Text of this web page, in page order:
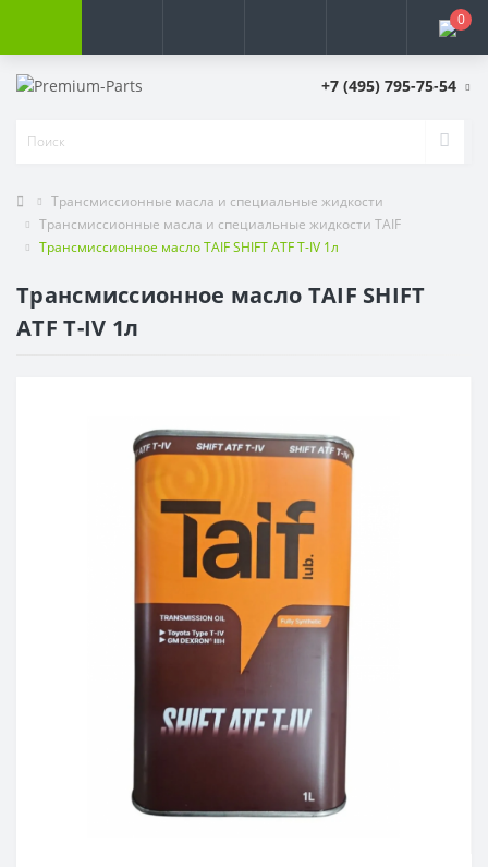
0
+7 (495) 795-75-54
Трансмиссионные масла и специальные жидкости
Трансмиссионные масла и специальные жидкости TAIF
Трансмиссионное масло TAIF SHIFT ATF T-IV 1л
Трансмиссионное масло TAIF SHIFT
ATF T-IV 1л